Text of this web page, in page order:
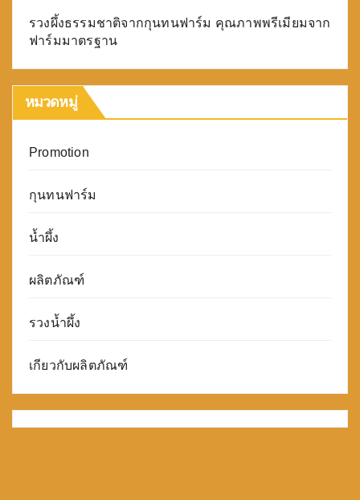
รวงผึ้งธรรมชาติจากกุนทนฟาร์ม คุณภาพพรีเมียมจาก
ฟาร์มมาตรฐาน
หมวดหมู่
Promotion
กุนทนฟาร์ม
น้ำผึ้ง
ผลิตภัณฑ์
รวงน้ำผึ้ง
เกียวกับผลิตภัณฑ์